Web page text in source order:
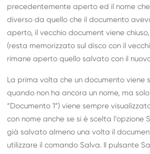
precedentemente aperto ed il nome
diverso da quello che il documento
aperto, il vecchio document viene
(resta memorizzato sul disco con il
rimane aperto quello salvato con il
La prima volta che un documento viene
quando non ha ancora un nome, ma
“Documento 1”) viene sempre
con nome anche se si è scelta l’opzione
già salvato almeno una volta il
utilizzare il comando Salva. Il pulsante